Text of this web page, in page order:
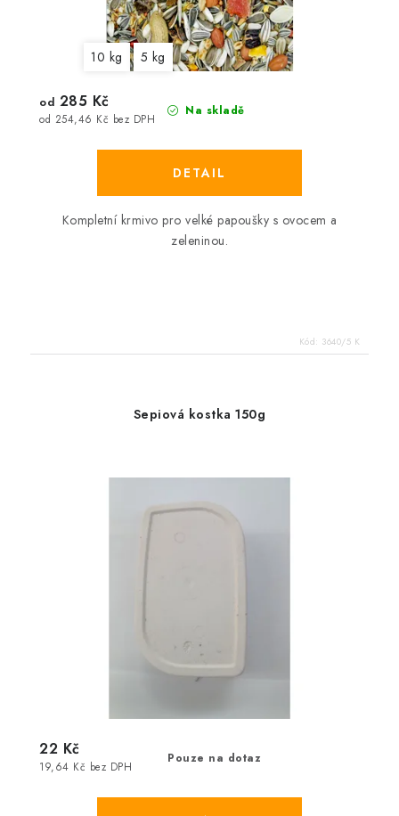
10 kg 5 kg
Na skladě
od 254,46 Kč bez DPH
od 285 Kč
Kompletní krmivo pro velké papoušky s ovocem a
zeleninou.
Kód: 3640/5 K
Sepiová kostka 150g
Pouze na dotaz
19,64 Kč bez DPH
22 Kč